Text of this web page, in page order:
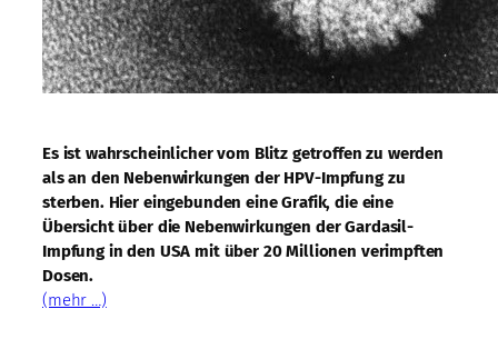
Es ist wahrscheinlicher vom Blitz getroffen zu werden
als an den Nebenwirkungen der HPV-Impfung zu
sterben. Hier eingebunden eine Grafik, die eine
Übersicht über die Nebenwirkungen der Gardasil-
Impfung in den USA mit über 20 Millionen verimpften
Dosen.
(mehr …)